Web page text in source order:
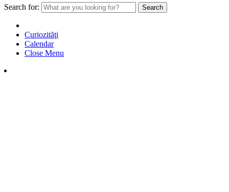
Search for:
Curiozităţi
Calendar
Close Menu